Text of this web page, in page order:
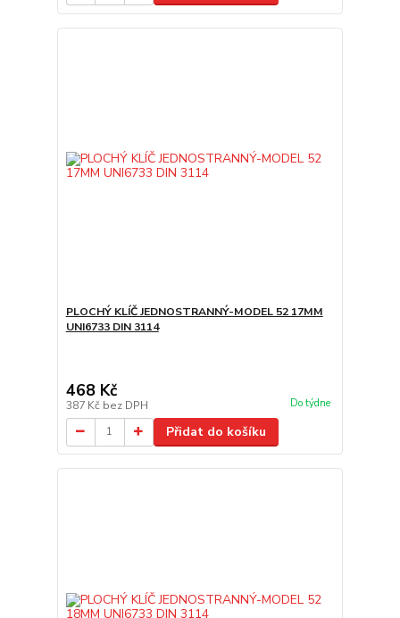
PLOCHÝ KLÍČ JEDNOSTRANNÝ-MODEL 52 17MM
UNI6733 DIN 3114
468 Kč
387 Kč bez DPH Do týdne
Přidat do košíku